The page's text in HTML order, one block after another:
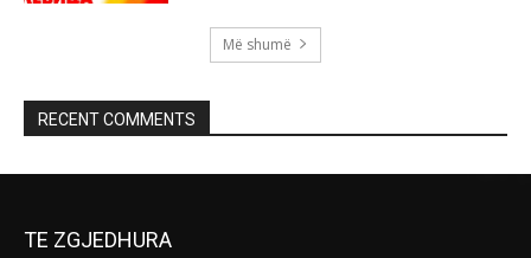
Më shumë
RECENT COMMENTS
TE ZGJEDHURA